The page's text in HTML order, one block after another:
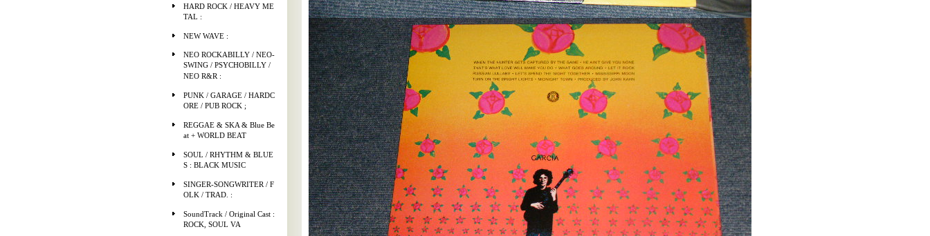
HARD ROCK / HEAVY ME
TAL :
NEW WAVE :
NEO ROCKABILLY / NEO-
SWING / PSYCHOBILLY /
NEO R&R :
PUNK / GARAGE / HARDC
ORE / PUB ROCK ;
REGGAE & SKA & Blue Be
at + WORLD BEAT
SOUL / RHYTHM & BLUE
S : BLACK MUSIC
SINGER-SONGWRITER / F
OLK / TRAD. :
SoundTrack / Original Cast :
ROCK, SOUL VA